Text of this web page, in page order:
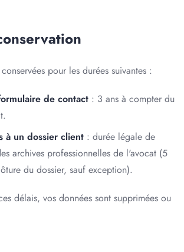
pour les durées suivantes :
de contact : 3 ans à compter du
à un dossier client : durée légale de
archives professionnelles de l'avocat (5
du dossier, sauf exception).
délais, vos données sont supprimées ou